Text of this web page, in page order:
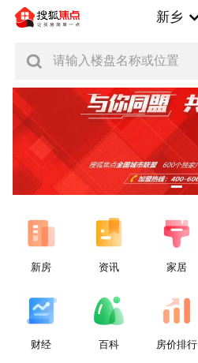
新乡
请输入楼盘名称或位置
新房 资讯 家居
财经 百科 房价排行